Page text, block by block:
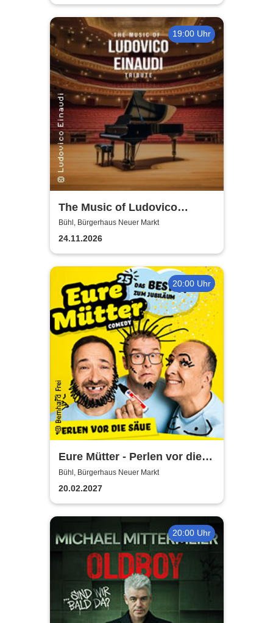
19:00 Uhr
The Music of Ludovico
Einaudi: Tribute-
Klavierkonzert - Ludovico
Einaudi Tribute bei
Kerzenschein
Bühl, Bürgerhaus Neuer Markt
24.11.2026
20:00 Uhr
Eure Mütter - Perlen vor die
Säue - Das Best Of zum
Jubiläum
Bühl, Bürgerhaus Neuer Markt
20.02.2027
20:00 Uhr